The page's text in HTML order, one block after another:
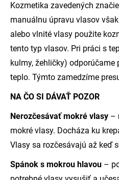
Kozmetika zavedených
manuálnu úpravu vlasov
alebo vlnité vlasy použite
tento typ vlasov. Pri práci s
kulmy, žehličky) odporúčame
teplo. Týmto zamedzíme
NA ČO SI DÁVAŤ POZOR
Nerozčesávať mokré vlasy –
mokré vlasy. Docháza ku
Vlasy sa rozčesávajú až keď
Spánok s mokrou hlavou –